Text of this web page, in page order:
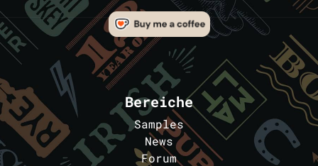
Bereiche
Samples
News
Forum